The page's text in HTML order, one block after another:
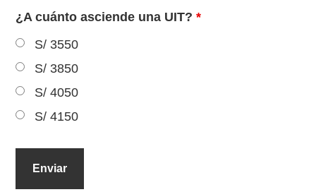
¿A cuánto asciende una UIT?*
S/ 3550
S/ 3850
S/ 4050
S/ 4150